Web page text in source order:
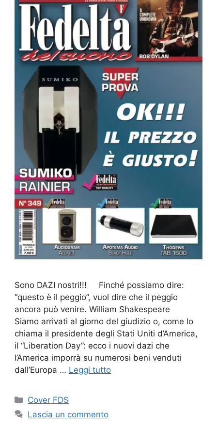
Sono DAZI nostri!!! Finché possiamo dire:
“questo è il peggio”, vuol dire che il peggio
ancora può venire. William Shakespeare
Siamo arrivati al giorno del giudizio o, come lo
chiama il presidente degli Stati Uniti d’America,
il “Liberation Day”: ecco i nuovi dazi che
l’America imporrà su numerosi beni venduti
dall’Europa … Leggi tutto
Categorie
Cover FDS
Lascia un commento